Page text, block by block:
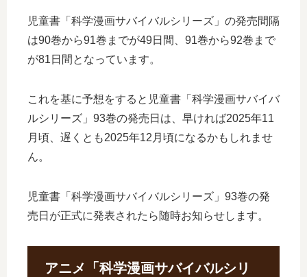
児童書「科学漫画サバイバルシリーズ」の発売間隔
は90巻から91巻までが49日間、91巻から92巻まで
が81日間となっています。
これを基に予想をすると児童書「科学漫画サバイバ
ルシリーズ」93巻の発売日は、早ければ2025年11
月頃、遅くとも2025年12月頃になるかもしれませ
ん。
児童書「科学漫画サバイバルシリーズ」93巻の発
売日が正式に発表されたら随時お知らせします。
アニメ「科学漫画サバイバルシリ